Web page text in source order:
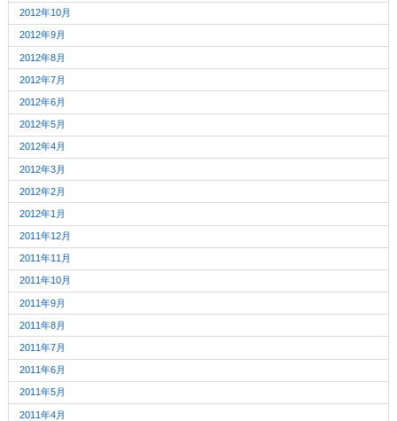
2012年10月
2012年9月
2012年8月
2012年7月
2012年6月
2012年5月
2012年4月
2012年3月
2012年2月
2012年1月
2011年12月
2011年11月
2011年10月
2011年9月
2011年8月
2011年7月
2011年6月
2011年5月
2011年4月